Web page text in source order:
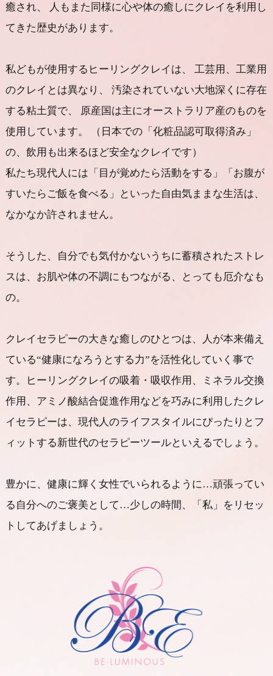
癒され、
人もまた同様に心や体の癒しにクレイを利用し
てきた歴史があります。
私どもが使用するヒーリングクレイは、
工芸用、工業用
のクレイとは異なり、
汚染されていない大地深くに存在
する粘土質で、
原産国は主にオーストラリア産のものを
使用しています。
（日本での「化粧品認可取得済み」
の、飲用も出来るほど安全なクレイです）
私たち現代人には 「目が覚めたら活動をする」
「お腹が
すいたらご飯を食べる」
といった自由気ままな生活は、
なかなか許されません。
そうした、自分でも気付かないうちに蓄積されたストレ
スは、 お肌や体の不調にもつながる、とっても厄介なも
の。
クレイセラピーの大きな癒しのひとつは、
人が本来備え
ている“健康になろうとする力”を活性化していく事で
す。
ヒーリングクレイの吸着・吸収作用、ミネラル交換
作用、アミノ酸結合促進作用などを巧みに利用したクレ
イセラピーは、現代人のライフスタイルにぴったりとフ
ィットする新世代のセラピーツールといえるでしょう。
豊かに、健康に輝く女性でいられるように…頑張ってい
る自分へのご褒美として…少しの時間、「私」をリセッ
トしてあげましょう。